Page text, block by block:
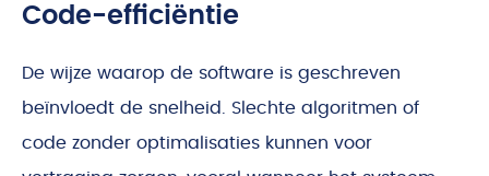
Code-efficiëntie
De wijze waarop de software is geschreven
beïnvloedt de snelheid. Slechte algoritmen of
code zonder optimalisaties kunnen voor